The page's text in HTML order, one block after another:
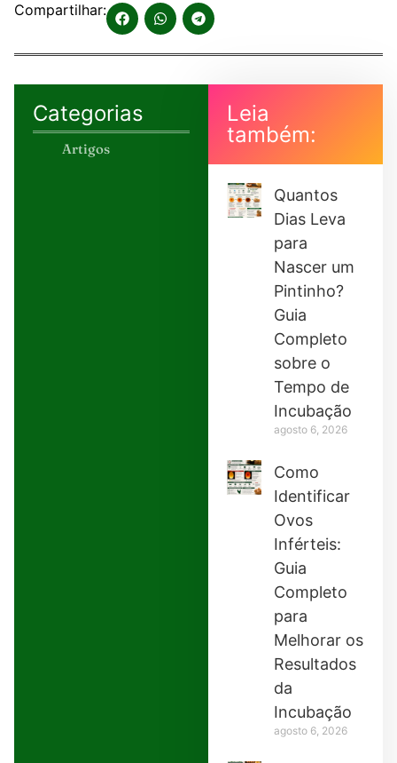
Compartilhar:
Categorias
Artigos
Leia
também:
Quantos
Dias Leva
para
Nascer um
Pintinho?
Guia
Completo
sobre o
Tempo de
Incubação
agosto 6, 2026
Como
Identificar
Ovos
Inférteis:
Guia
Completo
para
Melhorar os
Resultados
da
Incubação
agosto 6, 2026